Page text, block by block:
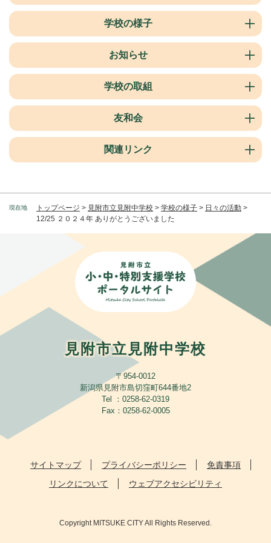
学校の様子
お知らせ
学校の取組
友和会
関連リンク
現在地 トップページ > 見附市立見附中学校 > 学校の様子 > 日々の活動 >
12/25 ２０２４年 ありがとうございました
見附市立見附中学校
〒954-0012
新潟県見附市島切窪町644番地2
Tel ：0258-62-0319
Fax：0258-62-0005
サイトマップ プライバシーポリシー
免責事項
リンクについて
ウェブアクセシビリティ
Copyright MITSUKE CITY All Rights Reserved.